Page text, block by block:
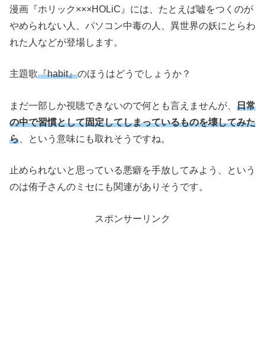
漫画『ホリック×××HOLiC』には、たとえば嘘をつくのが
やめられない人、パソコン中毒の人、異世界の妖にとらわ
れた人などが登場します。
主題歌『habit』のほうはどうでしょうか？
まだ一部しか視聴できないので何とも言えませんが、 日常
の中で習慣として固定してしまっているものを壊してみた
ら 、という意味にも取れそうですね。
止められないと思っている悪癖を手放してみよう、という
のは侑子さんのミセにも関連がありそうです。
スポンサーリンク